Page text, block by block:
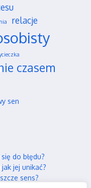
relacje
czasem
sen
do błędu?
jej unikać?
sens?